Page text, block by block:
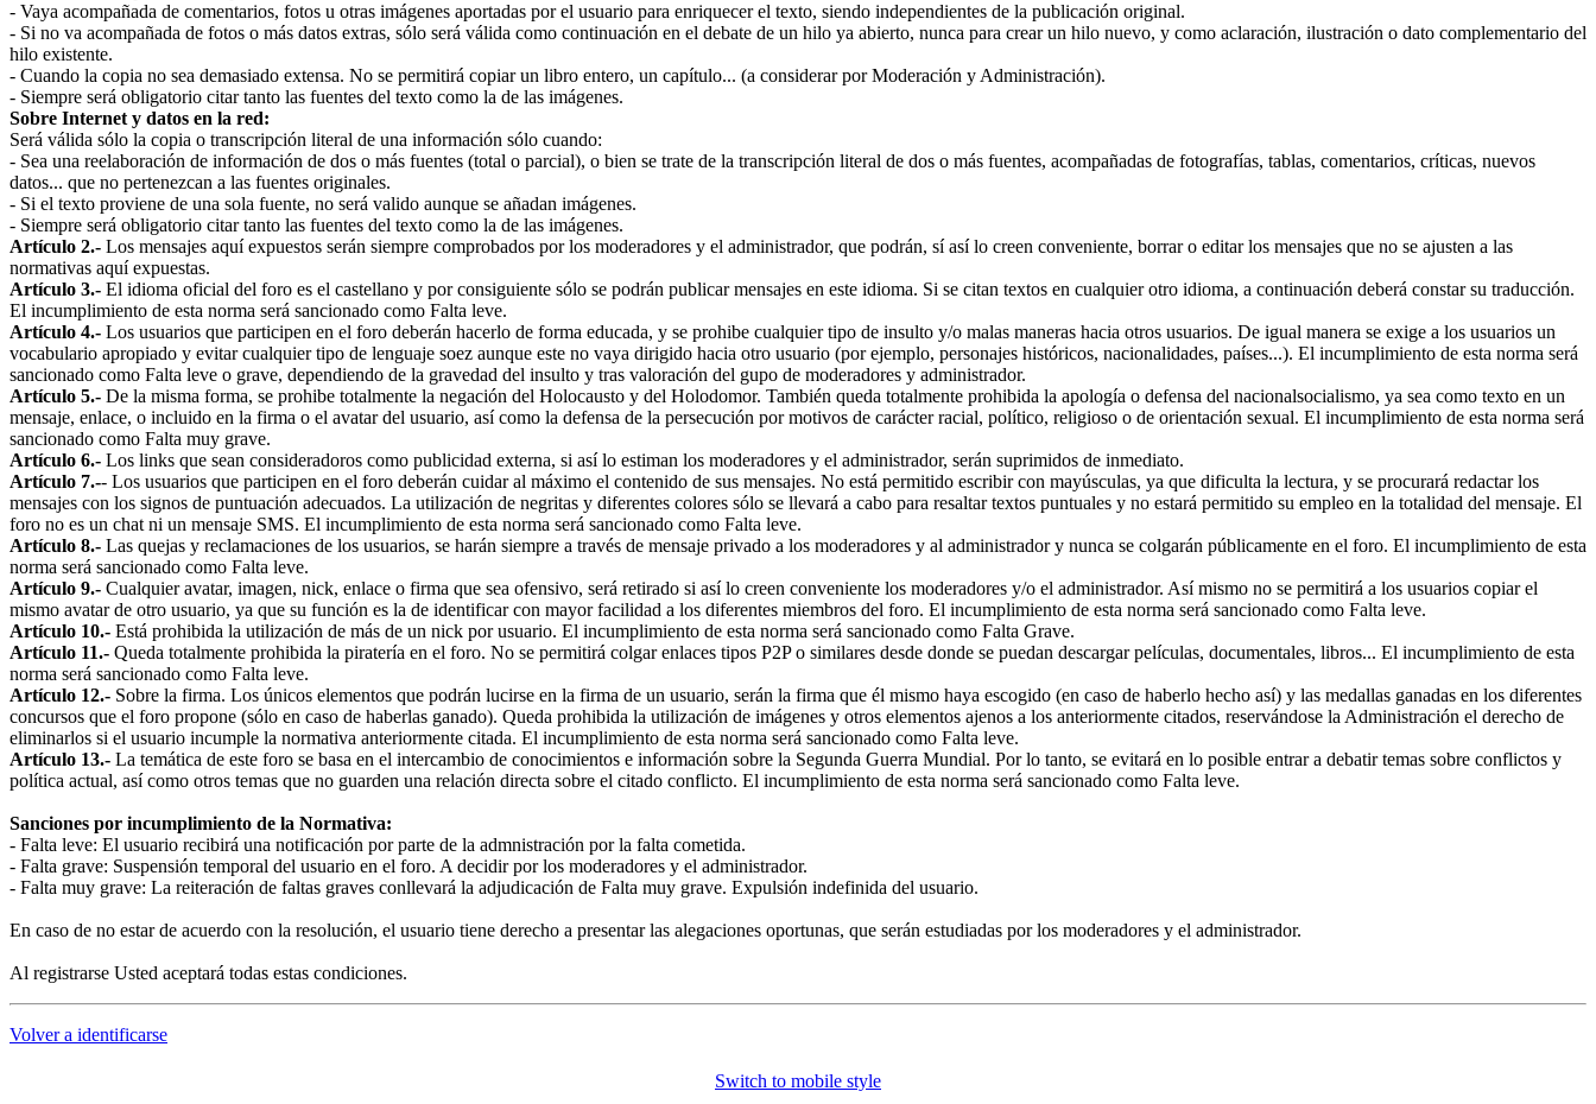
- Vaya acompañada de comentarios, fotos u otras imágenes aportadas por el usuario para enriquecer el texto, siendo independientes de la publicación original.
- Si no va acompañada de fotos o más datos extras, sólo será válida como continuación en el debate de un hilo ya abierto, nunca para crear un hilo nuevo, y como aclaración, ilustración o dato complementario del
hilo existente.
- Cuando la copia no sea demasiado extensa. No se permitirá copiar un libro entero, un capítulo... (a considerar por Moderación y Administración).
- Siempre será obligatorio citar tanto las fuentes del texto como la de las imágenes.
Sobre Internet y datos en la red:
Será válida sólo la copia o transcripción literal de una información sólo cuando:
- Sea una reelaboración de información de dos o más fuentes (total o parcial), o bien se trate de la transcripción literal de dos o más fuentes, acompañadas de fotografías, tablas, comentarios, críticas, nuevos
datos... que no pertenezcan a las fuentes originales.
- Si el texto proviene de una sola fuente, no será valido aunque se añadan imágenes.
- Siempre será obligatorio citar tanto las fuentes del texto como la de las imágenes.
Artículo 2.- Los mensajes aquí expuestos serán siempre comprobados por los moderadores y el administrador, que podrán, sí así lo creen conveniente, borrar o editar los mensajes que no se ajusten a las
normativas aquí expuestas.
Artículo 3.- El idioma oficial del foro es el castellano y por consiguiente sólo se podrán publicar mensajes en este idioma. Si se citan textos en cualquier otro idioma, a continuación deberá constar su traducción.
El incumplimiento de esta norma será sancionado como Falta leve.
Artículo 4.- Los usuarios que participen en el foro deberán hacerlo de forma educada, y se prohibe cualquier tipo de insulto y/o malas maneras hacia otros usuarios. De igual manera se exige a los usuarios un
vocabulario apropiado y evitar cualquier tipo de lenguaje soez aunque este no vaya dirigido hacia otro usuario (por ejemplo, personajes históricos, nacionalidades, países...). El incumplimiento de esta norma será
sancionado como Falta leve o grave, dependiendo de la gravedad del insulto y tras valoración del gupo de moderadores y administrador.
Artículo 5.- De la misma forma, se prohibe totalmente la negación del Holocausto y del Holodomor. También queda totalmente prohibida la apología o defensa del nacionalsocialismo, ya sea como texto en un
mensaje, enlace, o incluido en la firma o el avatar del usuario, así como la defensa de la persecución por motivos de carácter racial, político, religioso o de orientación sexual. El incumplimiento de esta norma será
sancionado como Falta muy grave.
Artículo 6.- Los links que sean consideradoros como publicidad externa, si así lo estiman los moderadores y el administrador, serán suprimidos de inmediato.
Artículo 7.-- Los usuarios que participen en el foro deberán cuidar al máximo el contenido de sus mensajes. No está permitido escribir con mayúsculas, ya que dificulta la lectura, y se procurará redactar los
mensajes con los signos de puntuación adecuados. La utilización de negritas y diferentes colores sólo se llevará a cabo para resaltar textos puntuales y no estará permitido su empleo en la totalidad del mensaje. El
foro no es un chat ni un mensaje SMS. El incumplimiento de esta norma será sancionado como Falta leve.
Artículo 8.- Las quejas y reclamaciones de los usuarios, se harán siempre a través de mensaje privado a los moderadores y al administrador y nunca se colgarán públicamente en el foro. El incumplimiento de esta
norma será sancionado como Falta leve.
Artículo 9.- Cualquier avatar, imagen, nick, enlace o firma que sea ofensivo, será retirado si así lo creen conveniente los moderadores y/o el administrador. Así mismo no se permitirá a los usuarios copiar el
mismo avatar de otro usuario, ya que su función es la de identificar con mayor facilidad a los diferentes miembros del foro. El incumplimiento de esta norma será sancionado como Falta leve.
Artículo 10.- Está prohibida la utilización de más de un nick por usuario. El incumplimiento de esta norma será sancionado como Falta Grave.
Artículo 11.- Queda totalmente prohibida la piratería en el foro. No se permitirá colgar enlaces tipos P2P o similares desde donde se puedan descargar películas, documentales, libros... El incumplimiento de esta
norma será sancionado como Falta leve.
Artículo 12.- Sobre la firma. Los únicos elementos que podrán lucirse en la firma de un usuario, serán la firma que él mismo haya escogido (en caso de haberlo hecho así) y las medallas ganadas en los diferentes
concursos que el foro propone (sólo en caso de haberlas ganado). Queda prohibida la utilización de imágenes y otros elementos ajenos a los anteriormente citados, reservándose la Administración el derecho de
eliminarlos si el usuario incumple la normativa anteriormente citada. El incumplimiento de esta norma será sancionado como Falta leve.
Artículo 13.- La temática de este foro se basa en el intercambio de conocimientos e información sobre la Segunda Guerra Mundial. Por lo tanto, se evitará en lo posible entrar a debatir temas sobre conflictos y
política actual, así como otros temas que no guarden una relación directa sobre el citado conflicto. El incumplimiento de esta norma será sancionado como Falta leve.
Sanciones por incumplimiento de la Normativa:
- Falta leve: El usuario recibirá una notificación por parte de la admnistración por la falta cometida.
- Falta grave: Suspensión temporal del usuario en el foro. A decidir por los moderadores y el administrador.
- Falta muy grave: La reiteración de faltas graves conllevará la adjudicación de Falta muy grave. Expulsión indefinida del usuario.
En caso de no estar de acuerdo con la resolución, el usuario tiene derecho a presentar las alegaciones oportunas, que serán estudiadas por los moderadores y el administrador.
Al registrarse Usted aceptará todas estas condiciones.
Volver a identificarse
Switch to mobile style